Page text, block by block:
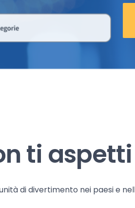
ti aspetti
di divertimento nei paesi e